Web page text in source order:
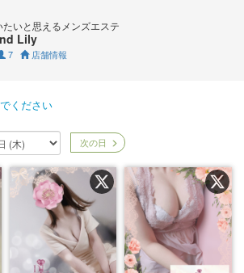
たいと思えるメンズエステ
Lily
7 店舗情報
ください
次の日